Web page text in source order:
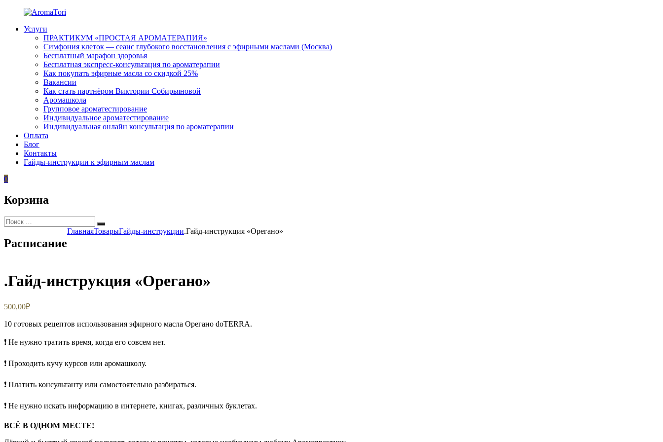
Перейти
содержимому
AromaTori
Эфирные
dōTERRA
Услуги
ПРАКТИКУМ «ПРОСТАЯ АРОМАТЕРАПИЯ»
Симфония клеток — сеанс глубокого восстановления с эфирными маслами (Москва)
Бесплатный марафон здоровья
Бесплатная экспресс-консультация по ароматерапии
Как покупать эфирные масла со скидкой 25%
Вакансии
Как стать партнёром Виктории Собирьяновой
Аромашкола
Групповое ароматестирование
Индивидуальное ароматестирование
Индивидуальная онлайн консультация по ароматерапии
Оплата
Блог
Контакты
Гайды-инструкции к эфирным маслам
0
Корзина
Искать:
Поиск
Расписание
ГлавнаяТоварыГайды-инструкции.Гайд-инструкция «Орегано»
.Гайд-инструкция «Орегано»
500,00₽
10 готовых рецептов использования эфирного масла Орегано doTERRA.
❗️ Не нужно тратить время, когда его совсем нет.
❗️ Проходить кучу курсов или аромашколу.
❗️ Платить консультанту или самостоятельно разбираться.
❗️ Не нужно искать информацию в интернете, книгах, различных буклетах.
ВСЁ В ОДНОМ МЕСТЕ!